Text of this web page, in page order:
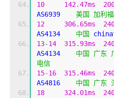
10
142.47ms
AS6939 美国 加利
12
306.65ms
AS4134 中国
13-14 315.93ms
AS4134 中国 广东
电信
15-16 315.46ms
AS4816 中国 广东
18
324.01ms